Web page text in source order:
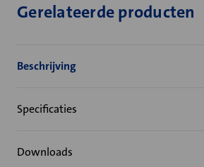
Gerelateerde producten
Beschrijving
Specificaties
Downloads